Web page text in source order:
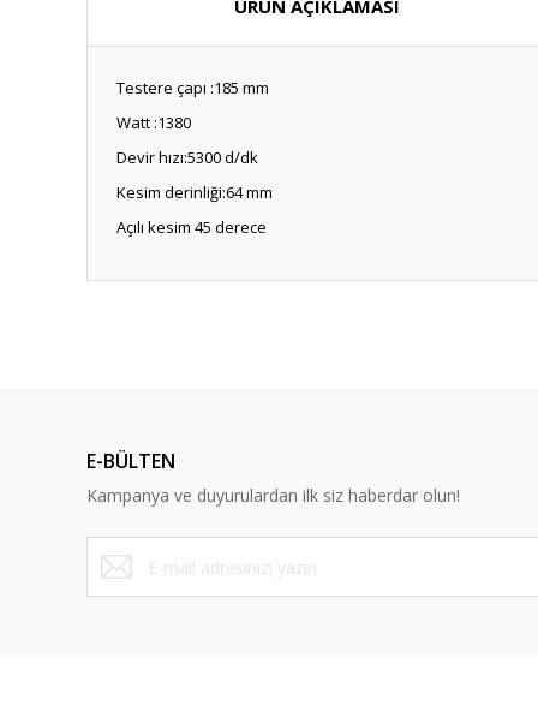
ÜRÜN AÇIKLAMASI
Testere çapı :185 mm
Watt :1380
Devir hızı:5300 d/dk
Kesim derinliği:64 mm
Açılı kesim 45 derece
E-BÜLTEN
Kampanya ve duyurulardan ilk siz haberdar olun!